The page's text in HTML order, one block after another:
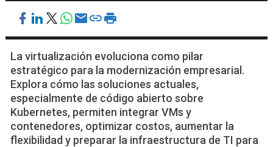
La virtualización evoluciona como pilar
estratégico para la modernización empresarial.
Explora cómo las soluciones actuales,
especialmente de código abierto sobre
Kubernetes, permiten integrar VMs y
contenedores, optimizar costos, aumentar la
flexibilidad y preparar la infraestructura de TI para